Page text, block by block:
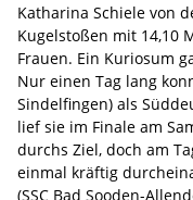
Katharina Schiele von
Kugelstoßen mit 14,10
Frauen. Ein Kuriosum
Nur einen Tag lang
Sindelfingen) als
lief sie im Finale am
durchs Ziel, doch am
einmal kräftig
(SSC Bad Sooden-